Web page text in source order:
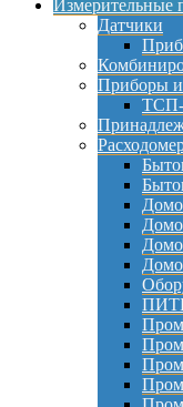
Измерительные
Датчики
Приборы